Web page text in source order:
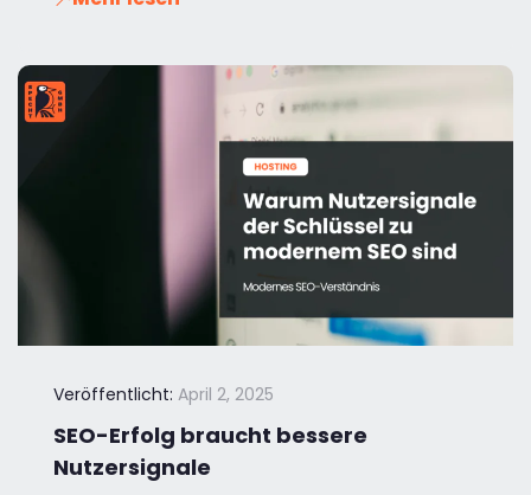
Veröffentlicht: April 2, 2025
SEO-Erfolg braucht bessere
Nutzersignale